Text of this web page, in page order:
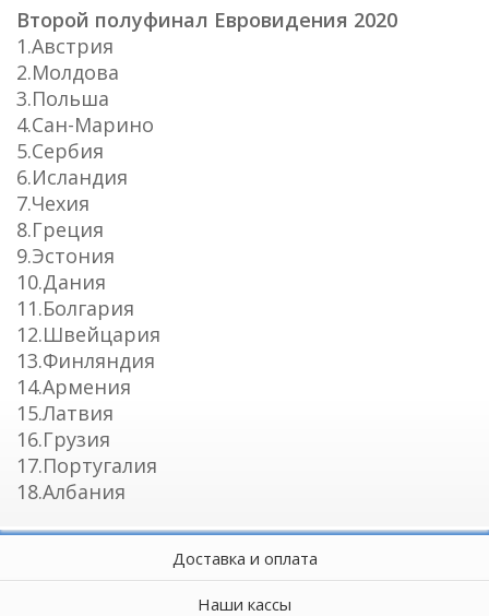
Второй полуфинал Евровидения 2020
1.Австрия
2.Молдова
3.Польша
4.Сан-Марино
5.Сербия
6.Исландия
7.Чехия
8.Греция
9.Эстония
10.Дания
11.Болгария
12.Швейцария
13.Финляндия
14.Армения
15.Латвия
16.Грузия
17.Португалия
18.Албания
Доставка и оплата
Наши кассы